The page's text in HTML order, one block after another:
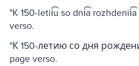
"K 150-letii͡u so dni͡a
verso.
"К 150-летию со дня
page verso.